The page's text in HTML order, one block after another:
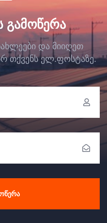
ᲒᲐᲛᲝᲬᲔᲠᲐ
და მიიღეთ
თქვენს ელ.ფოსტაზე.